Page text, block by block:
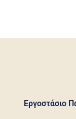
Εργοστάσιο